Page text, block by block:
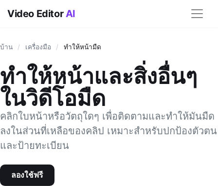
Video EditorAI
บ้าน / เครื่องมือ / ทำให้หน้ามืด
ทำให้หน้าและสิ่งอื่นๆ
ในวิดีโอมืด
คลิกใบหน้าหรือวัตถุใดๆ เพื่อติดตามและทำให้มันมืด
ลงในส่วนที่เหลือของคลิป เหมาะสำหรับปกป้องตัวตน
และป้ายทะเบียน
ลองใช้ฟรี